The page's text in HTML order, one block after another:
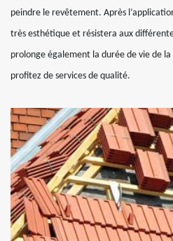
peindre le revêtement. Après
très esthétique et résistera aux
prolonge également la durée de vie de
profitez de services de qualité.